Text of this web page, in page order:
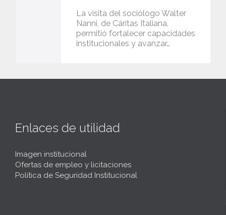
La visita del sociólogo Walter
Nanni, de Cáritas Italiana,
permitió fortalecer capacidades
institucionales y avanzar…
Enlaces de utilidad
Imagen institucional
Ofertas de empleo y licitaciones
Política de Seguridad Institucional